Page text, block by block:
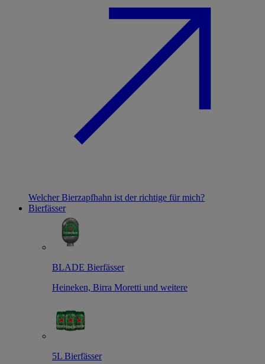
Welcher Bierzapfhahn ist der richtige für mich?
Bierfässer
BLADE Bierfässer
Heineken, Birra Moretti und weitere
5L Bierfässer